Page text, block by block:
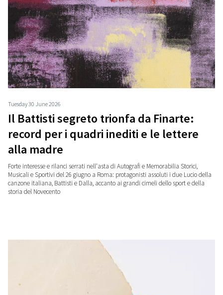
Tuesday 30 June 2026
Il Battisti segreto trionfa da Finarte:
record per i quadri inediti e le lettere
alla madre
Forte interesse e rilanci serrati nell'asta di Autografi e Memorabilia Storici,
Musicali e Sportivi del 26 giugno a Roma: protagonisti assoluti i due Lucio della
canzone italiana, Battisti e Dalla, accanto ai grandi cimeli dello sport e della
storia del Novecento